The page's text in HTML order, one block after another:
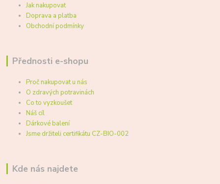
Jak nakupovat
Doprava a platba
Obchodní podmínky
Přednosti e-shopu
Proč nakupovat u nás
O zdravých potravinách
Co to vyzkoušet
Náš cíl
Dárkové balení
Jsme držiteli certifikátu CZ-BIO-002
Kde nás najdete